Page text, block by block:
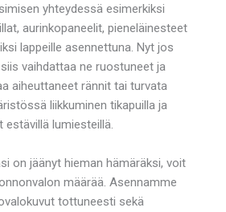
yhteydessä esimerkiksi
aurinkopaneelit, pieneläinesteet
lappeille asennettuna. Nyt jos
vaihdattaa ne ruostuneet ja
aiheuttaneet rännit tai turvata
liikkuminen tikapuilla ja
estävillä lumiesteillä.
on jäänyt hieman hämäräksi, voit
määrää. Asennamme
tottuneesti sekä